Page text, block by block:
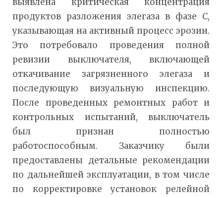
продуктов разложения элегаза в фазе С,
указывающая на активный процесс эрозии.
Это потребовало проведения полной
ревизии выключателя, включающей
откачивание загрязненного элегаза и
последующую визуальную инспекцию.
После проведенных ремонтных работ и
контрольных испытаний, выключатель
был признан полностью
работоспособным. Заказчику были
предоставлены детальные рекомендации
по дальнейшей эксплуатации, в том числе
по корректировке установок релейной